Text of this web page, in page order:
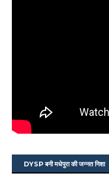
DYSP बनी मधेपुरा की जन्नत निशा